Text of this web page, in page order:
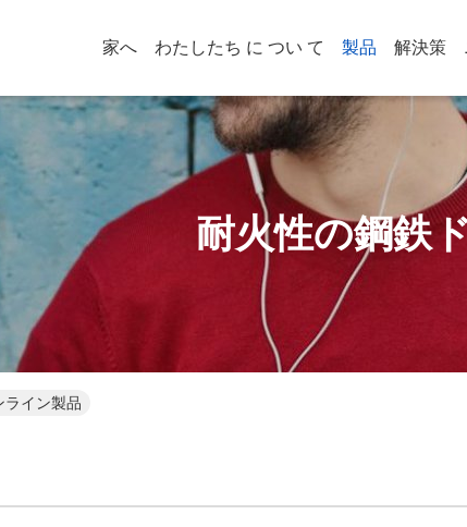
家へ わたしたち に つい て 製品 解決策
耐火性の鋼鉄
ライン製品